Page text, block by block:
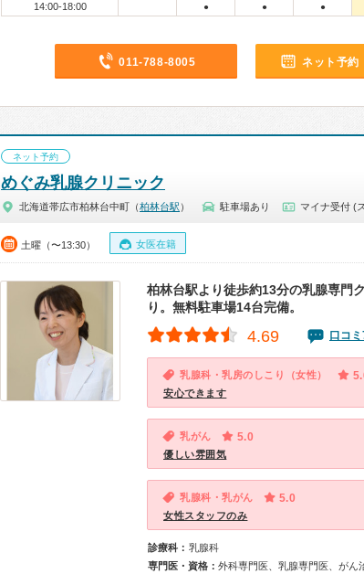
14:00-18:00 ● ● ●
011-788-8005 ネット予約
ネット予約
めぐみ乳腺クリニック
北海道帯広市柏林台中町（柏林台駅 ） 駐車場あり マイナ受付 (
土曜（〜13:30） 女医在籍
柏林台駅より徒歩約13分の乳腺専門
り。無料駐車場14台完備。
4.69 口コ
乳腺科・乳房のしこり（女性）
安心できます
乳がん 5.0
優しい雰囲気
乳腺科・乳がん 5.0
女性スタッフのみ
診療科： 乳腺科
専門医・資格： 外科専門医、乳腺専門医、がん